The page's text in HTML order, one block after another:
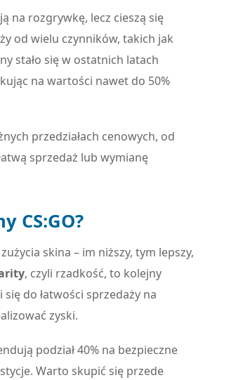
na rozgrywkę, lecz cieszą się
od wielu czynników, takich jak
stało się w ostatnich latach
na wartości nawet do 50%
przedziałach cenowych, od
sprzedaż lub wymianę
CS:GO?
skina – im niższy, tym lepszy,
, czyli rzadkość, to kolejny
się do łatwości sprzedaży na
zyski.
podział 40% na bezpieczne
Warto skupić się przede